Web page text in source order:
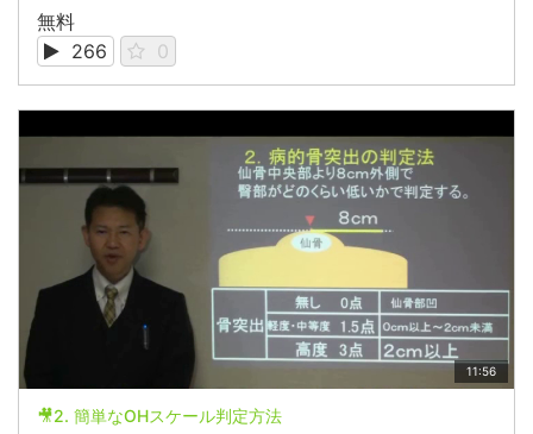
無料
266
0
11:56
🎥2. 簡単なOHスケール判定方法